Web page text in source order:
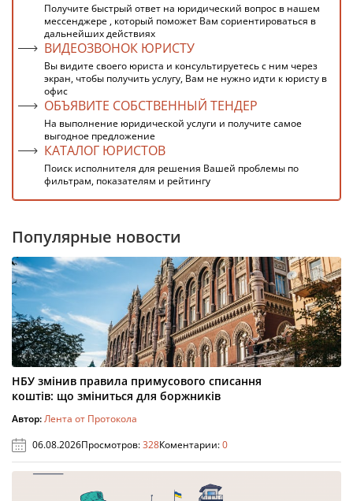
Получите быстрый ответ на юридический вопрос в нашем
мессенджере , который поможет Вам сориентироваться в
дальнейших действиях
ВИДЕОЗВОНОК ЮРИСТУ
Вы видите своего юриста и консультируетесь с ним через
экран, чтобы получить услугу, Вам не нужно идти к юристу в
офис
ОБЪЯВИТЕ СОБСТВЕННЫЙ ТЕНДЕР
На выполнение юридической услуги и получите самое
выгодное предложение
КАТАЛОГ ЮРИСТОВ
Поиск исполнителя для решения Вашей проблемы по
фильтрам, показателям и рейтингу
Популярные новости
НБУ змінив правила примусового списання
коштів: що зміниться для боржників
Автор:Лента от Протокола
06.08.2026Просмотров:328Коментарии:0